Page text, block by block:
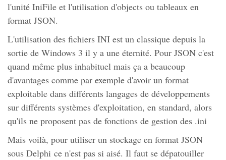
l'unité IniFile et l'utilisation d'objects ou tableaux en
format JSON.
L'utilisation des fichiers INI est un classique depuis la
sortie de Windows 3 il y a une éternité. Pour JSON c'est
quand même plus inhabituel mais ça a beaucoup
d'avantages comme par exemple d'avoir un format
exploitable dans différents langages de développements
sur différents systèmes d'exploitation, en standard, alors
qu'ils ne proposent pas de fonctions de gestion des .ini
Mais voilà, pour utiliser un stockage en format JSON
sous Delphi ce n'est pas si aisé. Il faut se dépatouiller